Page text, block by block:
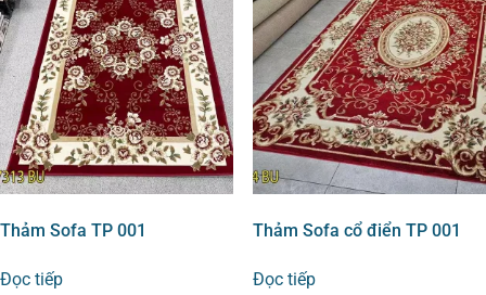
Thảm Sofa TP 001
Đọc tiếp
Thảm Sofa cổ điển TP 001
Đọc tiếp